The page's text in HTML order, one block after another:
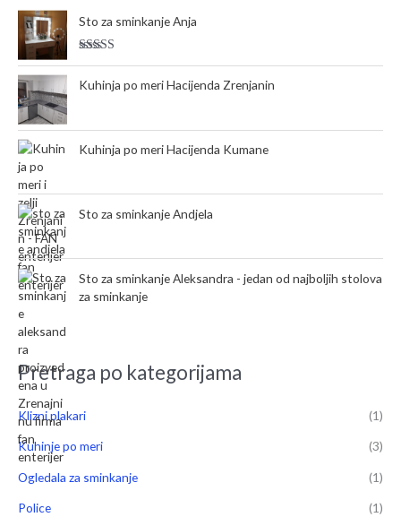
f
o
r
:
Sto za sminkanje Anja
Rated5.00
Kuhinja po meri Hacijenda Zrenjanin
Kuhinja po meri Hacijenda Kumane
Sto za sminkanje Andjela
Sto za sminkanje Aleksandra - jedan od najboljih stolova
za sminkanje
Pretraga po kategorijama
Klizni plakari (1)
Kuhinje po meri (3)
Ogledala za sminkanje (1)
Police (1)